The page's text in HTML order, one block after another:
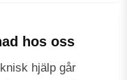
hos oss
hjälp går